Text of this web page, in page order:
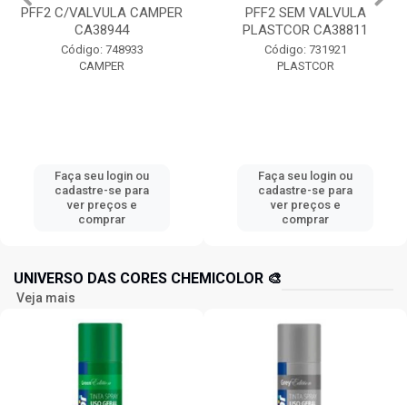
PFF2 C/VALVULA CAMPER
CA38944
Código: 748933
CAMPER
Faça seu login ou
cadastre-se para
ver preços e
comprar
PFF2 SEM VALVULA
PLASTCOR CA38811
Código: 731921
PLASTCOR
Faça seu login ou
cadastre-se para
ver preços e
comprar
UNIVERSO DAS CORES CHEMICOLOR 🎨
Veja mais